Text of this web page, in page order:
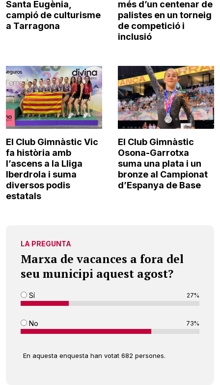
Santa Eugènia,
campió de culturisme
a Tarragona
més d’un centenar de
palistes en un torneig
de competició i
inclusió
El Club Gimnàstic Vic
fa història amb
l’ascens a la Lliga
Iberdrola i suma
diversos podis
estatals
El Club Gimnàstic
Osona-Garrotxa
suma una plata i un
bronze al Campionat
d’Espanya de Base
LA PREGUNTA
Marxa de vacances a fora del
seu municipi aquest agost?
Sí 27%
No 73%
En aquesta enquesta han votat 682 persones.